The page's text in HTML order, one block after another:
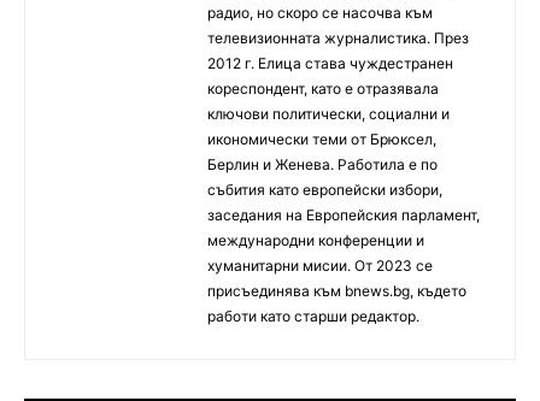
радио, но скоро се насочва към
телевизионната журналистика. През
2012 г. Елица става чуждестранен
кореспондент, като е отразявала
ключови политически, социални и
икономически теми от Брюксел,
Берлин и Женева. Работила е по
събития като европейски избори,
заседания на Европейския парламент,
международни конференции и
хуманитарни мисии. От 2023 се
присъединява към bnews.bg, където
работи като старши редактор.